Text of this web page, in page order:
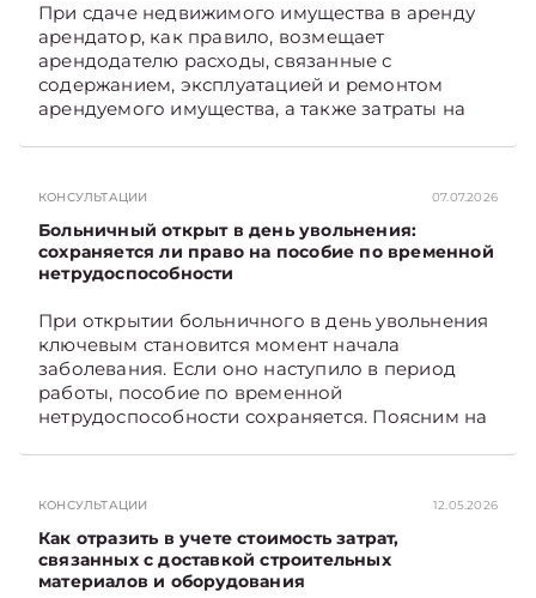
При сдаче недвижимого имущества в аренду
арендатор, как правило, возмещает
арендодателю расходы, связанные с
содержанием, эксплуатацией и ремонтом
арендуемого имущества, а также затраты на
связанных с содержанием и эксплуатацией
мест общего пользования, в частности –
контрольно-­пропускного пункта? Рассмотрим
порядок их распределения. Подписывайтесь
экономике Беларуси — раньше, чем в новостях
TelegramViber
КОНСУЛЬТАЦИИ 07.07.2026
Больничный открыт в день увольнения:
сохраняется ли право на пособие по временной
нетрудоспособности
При открытии больничного в день увольнения
ключевым становится момент начала
заболевания. Если оно наступило в период
работы, пособие по временной
нетрудоспособности сохраняется. Поясним на
КОНСУЛЬТАЦИИ 12.05.2026
Как отразить в учете стоимость затрат,
связанных с доставкой строительных
материалов и оборудования